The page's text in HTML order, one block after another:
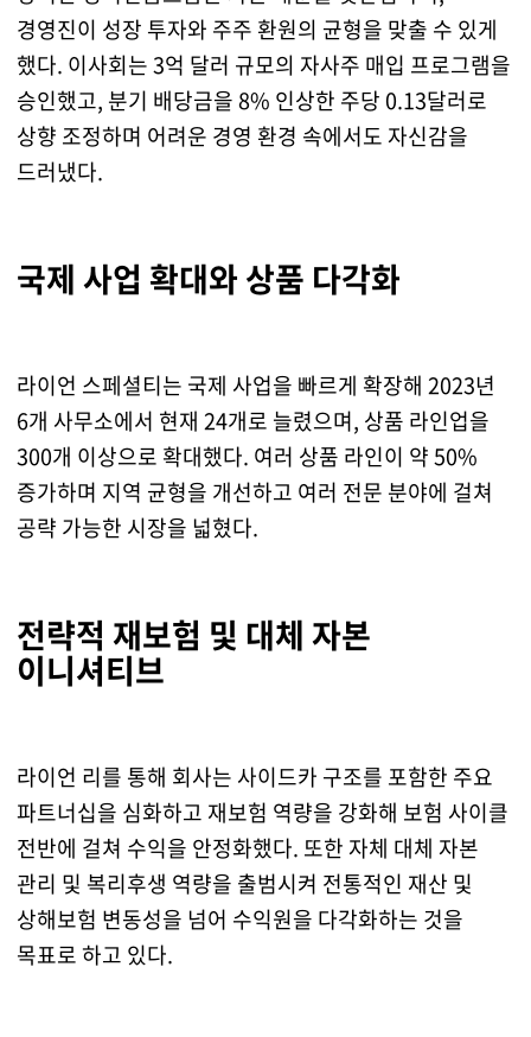
경영진이 성장 투자와 주주 환원의 균형을 맞출 수 있게
했다. 이사회는 3억 달러 규모의 자사주 매입 프로그램을
승인했고, 분기 배당금을 8% 인상한 주당 0.13달러로
상향 조정하며 어려운 경영 환경 속에서도 자신감을
드러냈다.
국제 사업 확대와 상품 다각화
라이언 스페셜티는 국제 사업을 빠르게 확장해 2023년
6개 사무소에서 현재 24개로 늘렸으며, 상품 라인업을
300개 이상으로 확대했다. 여러 상품 라인이 약 50%
증가하며 지역 균형을 개선하고 여러 전문 분야에 걸쳐
공략 가능한 시장을 넓혔다.
전략적 재보험 및 대체 자본
이니셔티브
라이언 리를 통해 회사는 사이드카 구조를 포함한 주요
파트너십을 심화하고 재보험 역량을 강화해 보험 사이클
전반에 걸쳐 수익을 안정화했다. 또한 자체 대체 자본
관리 및 복리후생 역량을 출범시켜 전통적인 재산 및
상해보험 변동성을 넘어 수익원을 다각화하는 것을
목표로 하고 있다.